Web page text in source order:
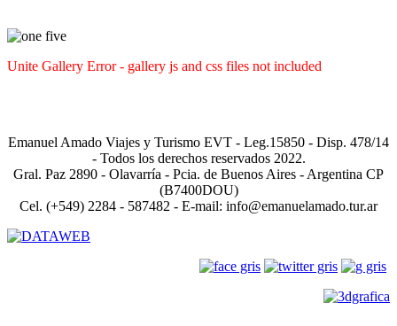
Unite Gallery Error - gallery js and css files not included
Emanuel Amado Viajes y Turismo EVT - Leg.15850 - Disp. 478/14
- Todos los derechos reservados 2022.
Gral. Paz 2890 - Olavarría - Pcia. de Buenos Aires - Argentina CP
(B7400DOU)
Cel. (+549) 2284 - 587482 - E-mail: info@emanuelamado.tur.ar